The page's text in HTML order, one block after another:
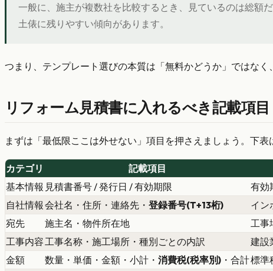
一般に、施主が複数社を比較するとき、見ているのは総額
土俵に残りやすい傾向があります。
つまり、テンプレート選びの本質は「無料かどうか」ではなく、
リフォーム見積書に入れるべき記載項目
まずは「最低限ここは外せない」項目を押さえましょう。下
カテゴリ 記載項目
基本情報 見積書番号 / 発行日 / 有効期限
有効
自社情報 会社名・住所・連絡先・ 登録番号(T+13桁)
イン
宛先
施主名・物件所在地
工事
工事内容 工事名称・施工場所・種別ごとの内訳
建設
金額
数量・単価・金額・小計・ 消費税(税率別) ・合計標準